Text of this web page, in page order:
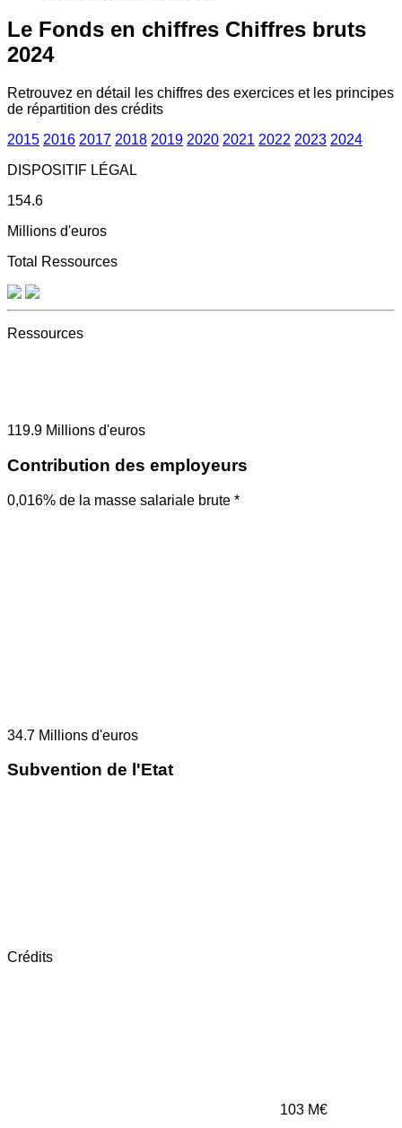
Le Fonds en chiffres Chiffres bruts
2024
Retrouvez en détail les chiffres des exercices et les principes
de répartition des crédits
2015 2016 2017 2018 2019 2020 2021 2022 2023 2024
DISPOSITIF LÉGAL
154.6
Millions d'euros
Total Ressources
Ressources
119.9 Millions d'euros
Contribution des employeurs
0,016% de la masse salariale brute *
34.7 Millions d'euros
Subvention de l'Etat
Crédits
103 M€